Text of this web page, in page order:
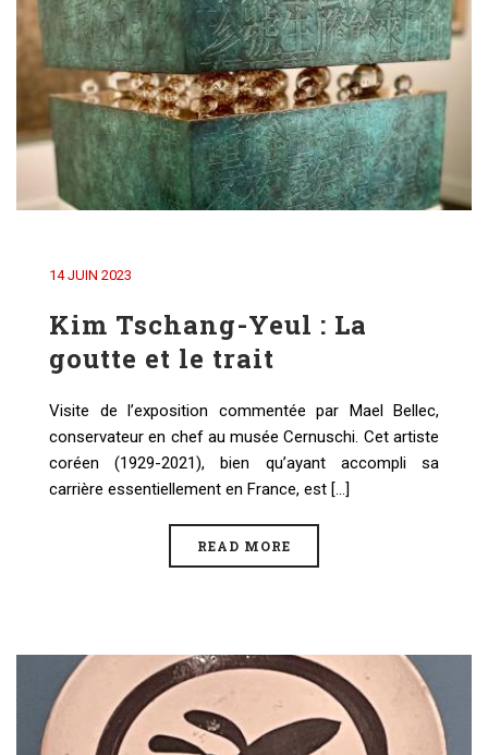
14 JUIN 2023
Kim Tschang-Yeul : La
goutte et le trait
Visite de l’exposition commentée par Mael Bellec,
conservateur en chef au musée Cernuschi. Cet artiste
coréen (1929-2021), bien qu’ayant accompli sa
carrière essentiellement en France, est [...]
READ MORE